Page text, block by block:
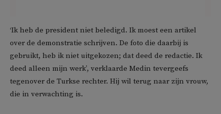
‘Ik heb de president niet beledigd. Ik moest een artikel
over de demonstratie schrijven. De foto die daarbij is
gebruikt, heb ik niet uitgekozen; dat deed de redactie. Ik
deed alleen mijn werk’, verklaarde Medin tevergeefs
tegenover de Turkse rechter. Hij wil terug naar zijn vrouw,
die in verwachting is.